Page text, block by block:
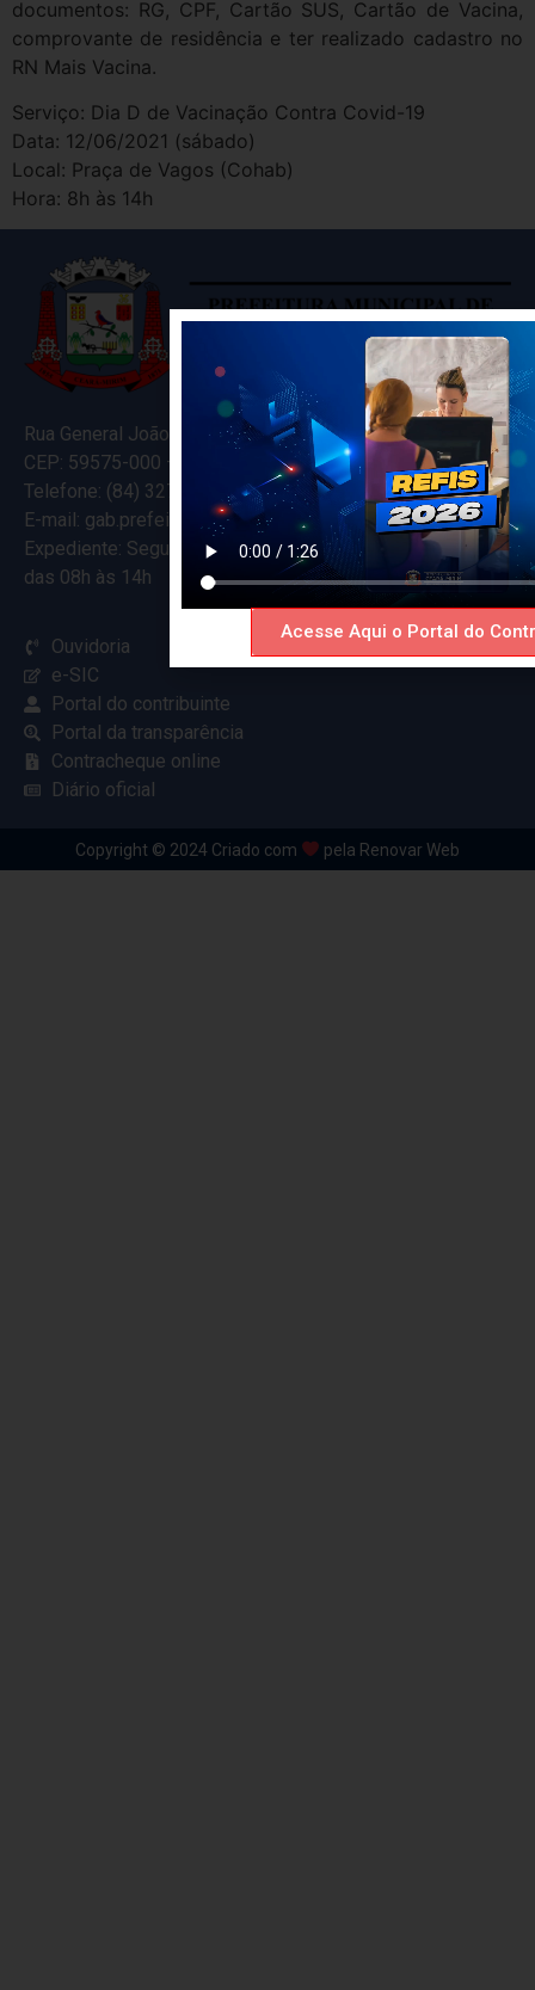
documentos: RG, CPF, Cartão SUS, Cartão de Vacina,
comprovante de residência e ter realizado cadastro no
RN Mais Vacina.
Serviço: Dia D de Vacinação Contra Covid-19
Data: 12/06/2021 (sábado)
Local: Praça de Vagos (Cohab)
Hora: 8h às 14h
Rua General João Varela, 635
CEP: 59575-000 – Ceará-Mirim – RN
Telefone: (84) 3274-5916
E-mail: gab.prefeitocearamirim@gmail.com
Expediente: Segunda à Sexta
das 08h às 14h
Ouvidoria
e-SIC
Portal do contribuinte
Portal da transparência
Contracheque online
Diário oficial
Copyright © 2024 Criado com pela Renovar Web
Acesse Aqui o Portal do